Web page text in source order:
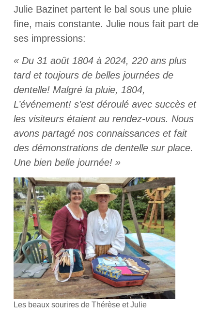
Julie Bazinet partent le bal sous une pluie
fine, mais constante. Julie nous fait part de
ses impressions:
« Du 31 août 1804 à 2024, 220 ans plus
tard et toujours de belles journées de
dentelle! Malgré la pluie, 1804,
L’événement! s’est déroulé avec succès et
les visiteurs étaient au rendez-vous. Nous
avons partagé nos connaissances et fait
des démonstrations de dentelle sur place.
Une bien belle journée! »
Les beaux sourires de Thérèse et Julie